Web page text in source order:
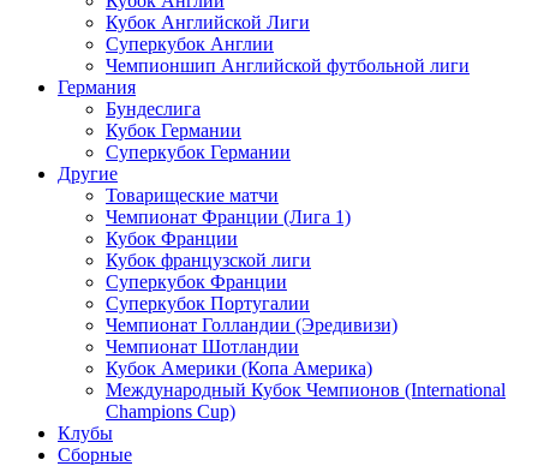
Кубок Английской Лиги
Суперкубок Англии
Чемпионшип Английской футбольной лиги
Германия
Бундеслига
Кубок Германии
Суперкубок Германии
Другие
Товарищеские матчи
Чемпионат Франции (Лига 1)
Кубок Франции
Кубок французской лиги
Суперкубок Франции
Суперкубок Португалии
Чемпионат Голландии (Эредивизи)
Чемпионат Шотландии
Кубок Америки (Копа Америка)
Международный Кубок Чемпионов (International
Champions Cup)
Клубы
Сборные